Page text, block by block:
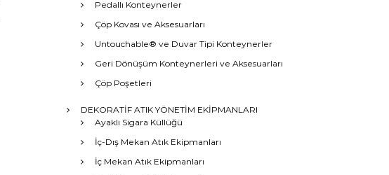
Pedallı Konteynerler
Çöp Kovası ve Aksesuarları
Untouchable® ve Duvar Tipi Konteynerler
Geri Dönüşüm Konteynerleri ve Aksesuarları
Çöp Poşetleri
DEKORATİF ATIK YÖNETİM EKİPMANLARI
Ayaklı Sigara Küllüğü
İç-Dış Mekan Atık Ekipmanları
İç Mekan Atık Ekipmanları